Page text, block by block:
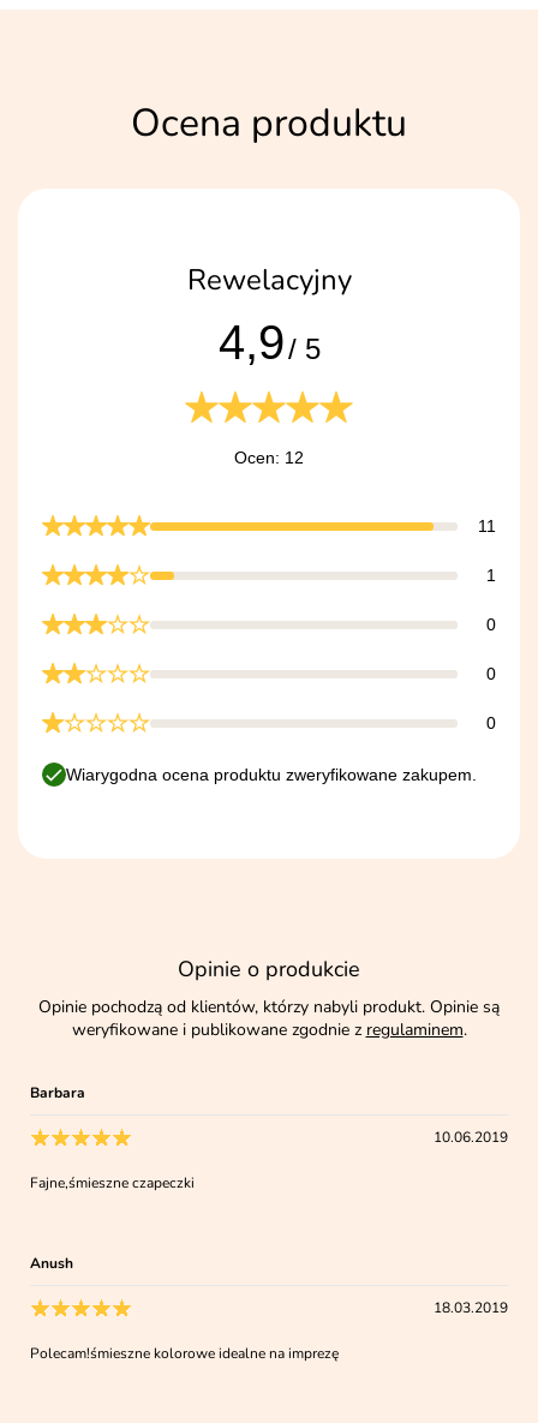
Ocena produktu
Rewelacyjny
4,9/ 5
Ocen: 12
11
1
0
0
0
Wiarygodna ocena produktu zweryfikowane zakupem.
Opinie o produkcie
Opinie pochodzą od klientów, którzy nabyli produkt. Opinie są
weryfikowane i publikowane zgodnie z regulaminem.
Barbara
10.06.2019
Fajne,śmieszne czapeczki
Anush
18.03.2019
Polecam!śmieszne kolorowe idealne na imprezę